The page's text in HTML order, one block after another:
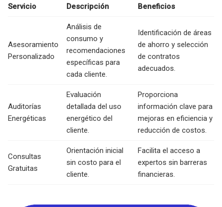
Servicio
Descripción Beneficios
Asesoramiento
Personalizado
Análisis de
consumo y
recomendaciones
específicas para
cada cliente.
Identificación de áreas
de ahorro y selección
de contratos
adecuados.
Auditorías
Energéticas
Evaluación
detallada del uso
energético del
cliente.
Proporciona
información clave para
mejoras en eficiencia y
reducción de costos.
Consultas
Gratuitas
Orientación inicial
sin costo para el
cliente.
Facilita el acceso a
expertos sin barreras
financieras.